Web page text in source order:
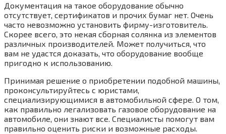
Документация на такое оборудование обычно
отсутствует, сертификатов и прочих бумаг нет. Очень
часто невозможно установить фирму-изготовитель.
Скорее всего, это некая сборная солянка из элементов
различных производителей. Может получиться, что
вам не удастся доказать, что оборудование вообще
пригодно к использованию.
Принимая решение о приобретении подобной машины,
проконсультируйтесь с юристами,
специализирующимися в автомобильной сфере. О том,
как правильно легализовать газовое оборудование на
автомобиле, они знают все. Специалисты помогут вам
правильно оценить риски и возможные расходы.